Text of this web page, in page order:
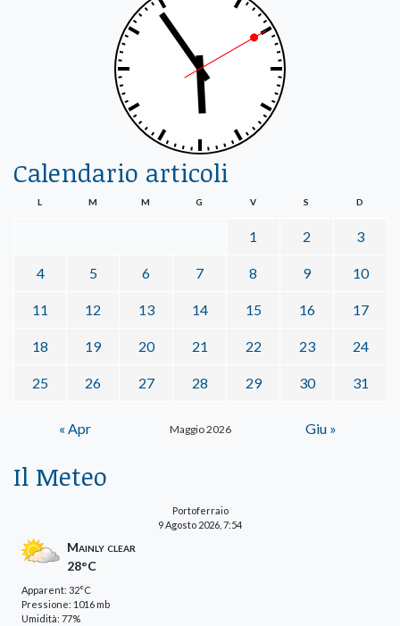
Calendario articoli
Maggio 2026
L M M G V S D
1 2 3
4 5 6 7 8 9 10
11 12 13 14 15 16 17
18 19 20 21 22 23 24
25 26 27 28 29 30 31
« Apr Giu »
Il Meteo
Portoferraio
9 Agosto 2026, 7:54
Mainly clear
28°C
Apparent: 32°C
Pressione: 1016 mb
Umidità: 77%